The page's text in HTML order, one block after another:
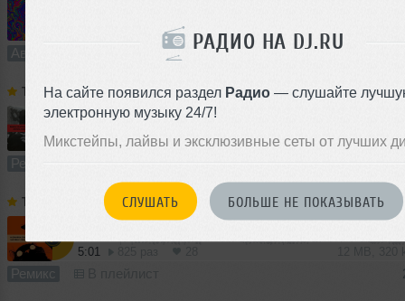
РАДИО НА DJ.RU
На сайте появился раздел Радио — слушайте
электронную музыку 24/7!
Микстейпы, лайвы и эксклюзивные сеты от лучших
СЛУШАТЬ БОЛЬШЕ НЕ ПОКАЗЫВАТЬ
11 6.9 MB, 320
Авторский трек В плейлист (в 1 плейлисте)
TR-MEET ➝PAWSA vs Отпетые Мошенники - Бросай курить (TERMIT 'Dirty Cash' Blend)
2:29 612 раз 18 5.8 MB,
Ремикс
TR-MEET Alexandra Stan vs Sebastien Leger - Mr. Saxobeat (TERMIT & Yuliana 'Duel' Blend)
5:01
Ремикс